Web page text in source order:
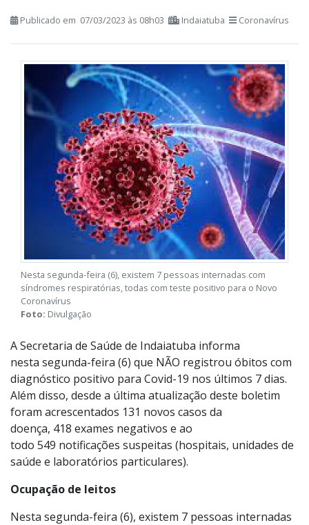
acrescentados 131 novos casos da
doença
Publicado em 07/03/2023 às 08h03 Indaiatuba Coronavírus
síndromes respiratórias, todas com teste positivo para o Novo
Foto:Divulgação
A Secretaria de Saúde de Indaiatuba informa
nesta segunda-feira (6) que NÃO registrou óbitos com
diagnóstico positivo para Covid-19 nos últimos 7 dias.
Além disso, desde a última atualização deste boletim
foram acrescentados 131 novos casos da
doença, 418 exames negativos e ao
todo 549 notificações suspeitas (hospitais, unidades de
saúde e laboratórios particulares).